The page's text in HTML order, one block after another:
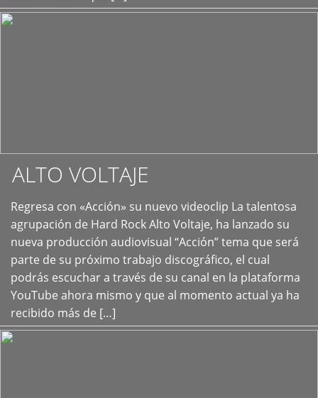
ALTO VOLTAJE
Regresa con «Acción» su nuevo videoclip La talentosa
agrupación de Hard Rock Alto Voltaje, ha lanzado su
nueva producción audiovisual “Acción” tema que será
parte de su próximo trabajo discográfico, el cual
podrás escuchar a través de su canal en la plataforma
YouTube ahora mismo y que al momento actual ya ha
recibido más de […]
+